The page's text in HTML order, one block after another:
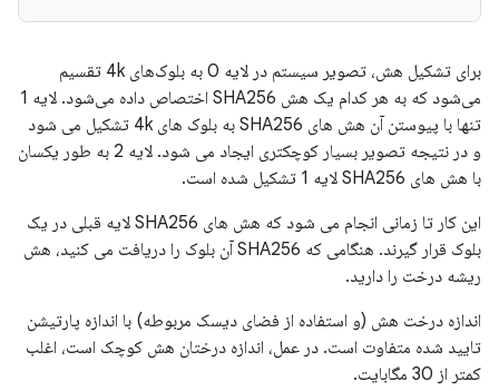
برای تشکیل هش، تصویر سیستم در لایه 0 به بلوک‌های 4k تقسیم
می‌شود که به هر کدام یک هش SHA256 اختصاص داده می‌شود. لایه 1
تنها با پیوستن آن هش های SHA256 به بلوک های 4k تشکیل می شود
و در نتیجه تصویر بسیار کوچکتری ایجاد می شود. لایه 2 به طور یکسان
با هش های SHA256 لایه 1 تشکیل شده است.
این کار تا زمانی انجام می شود که هش های SHA256 لایه قبلی در یک
بلوک قرار گیرند. هنگامی که SHA256 آن بلوک را دریافت می کنید، هش
ریشه درخت را دارید.
اندازه درخت هش (و استفاده از فضای دیسک مربوطه) با اندازه پارتیشن
تایید شده متفاوت است. در عمل، اندازه درختان هش کوچک است، اغلب
کمتر از 30 مگابایت.